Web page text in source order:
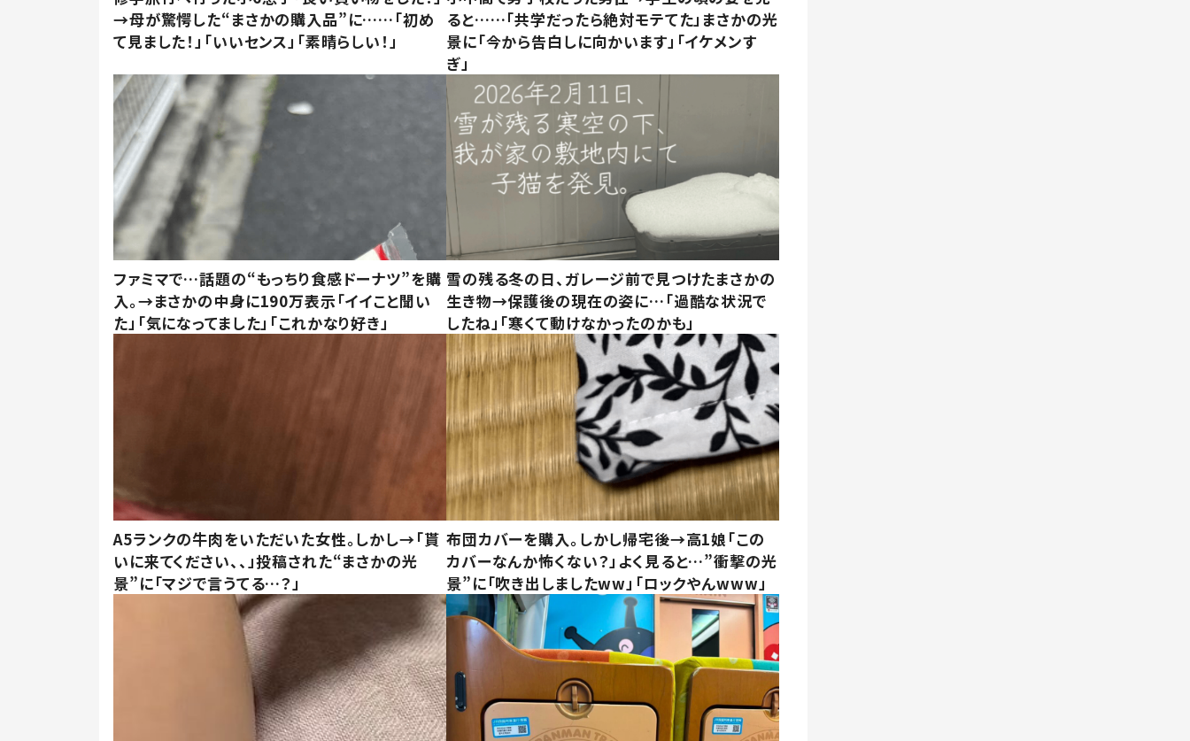
→母が驚愕した“まさかの購入品”に……「初め
て見ました！」「いいセンス」「素晴らしい！」
ると……「共学だったら絶対モテてた」まさかの光
景に「今から告白しに向かいます」「イケメンす
ぎ」
ファミマで…話題の“もっちり食感ドーナツ”を購
入。→まさかの中身に190万表示「イイこと聞い
た」「気になってました」「これかなり好き」
雪の残る冬の日、ガレージ前で見つけたまさかの
生き物→保護後の現在の姿に…「過酷な状況で
したね」「寒くて動けなかったのかも」
A5ランクの牛肉をいただいた女性。しかし→「貰
いに来てください、、」投稿された“まさかの光
景”に「マジで言うてる…？」
布団カバーを購入。しかし帰宅後→高1娘「この
カバーなんか怖くない？」よく見ると…”衝撃の光
景”に「吹き出しましたww」「ロックやんwww」